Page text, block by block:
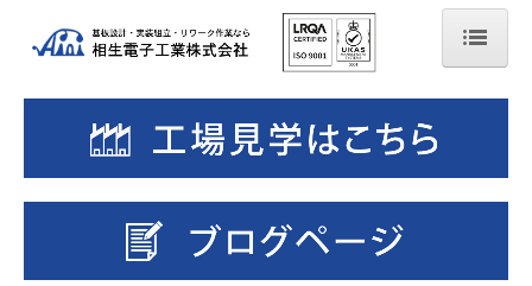
ホーム
会社案内
設備紹介